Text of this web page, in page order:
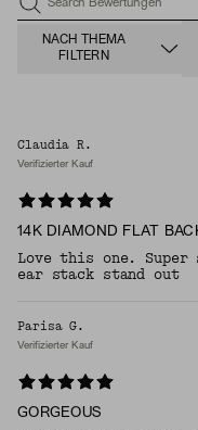
Search Bewertungen
NACH THEMA
FILTERN
Claudia R.
Verifizierter Kauf
14K DIAMOND FLAT
Love this one.
ear stack stand out
Parisa G.
Verifizierter Kauf
GORGEOUS